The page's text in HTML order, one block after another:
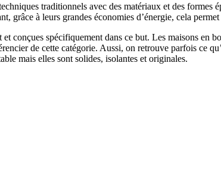
traditionnels avec des matériaux et des formes
à leurs grandes économies d’énergie, cela
conçues spécifiquement dans ce but. Les maisons en
de cette catégorie. Aussi, on retrouve parfois ce
mais elles sont solides, isolantes et originales.